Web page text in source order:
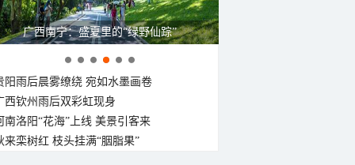
广西南宁：盛夏里的“绿野仙踪”
阳雨后晨雾缭绕 宛如水墨画卷
西钦州雨后双彩虹现身
南洛阳“花海”上线 美景引客来
来栾树红 枝头挂满“胭脂果”